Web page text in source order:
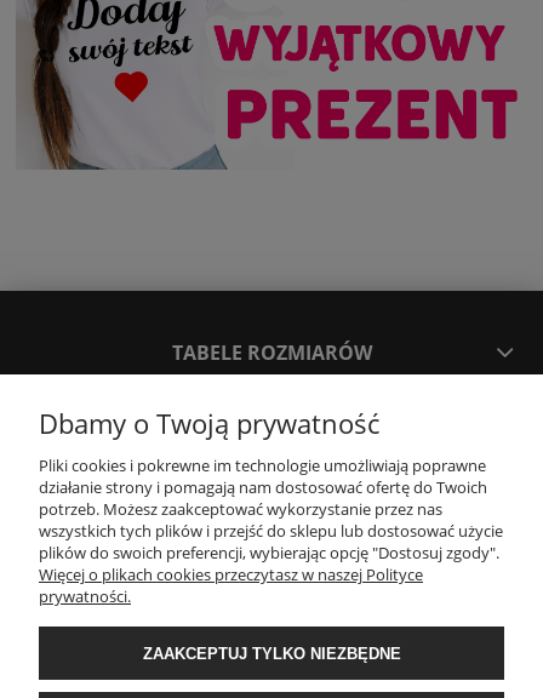
TABELE ROZMIARÓW
SPOSOBY PŁATNOŚCI ORAZ CZAS I KOSZTY DOSTAWY
KONTAKT
WYMIANA / ZWROTY / REKLAMACJE
REGULAMINY
Dbamy o Twoją prywatność
Pliki cookies i pokrewne im technologie umożliwiają poprawne
działanie strony i pomagają nam dostosować ofertę do Twoich
potrzeb. Możesz zaakceptować wykorzystanie przez nas
wszystkich tych plików i przejść do sklepu lub dostosować użycie
plików do swoich preferencji, wybierając opcję "Dostosuj zgody".
Więcej o plikach cookies przeczytasz w naszej Polityce
prywatności.
ZAAKCEPTUJ TYLKO NIEZBĘDNE